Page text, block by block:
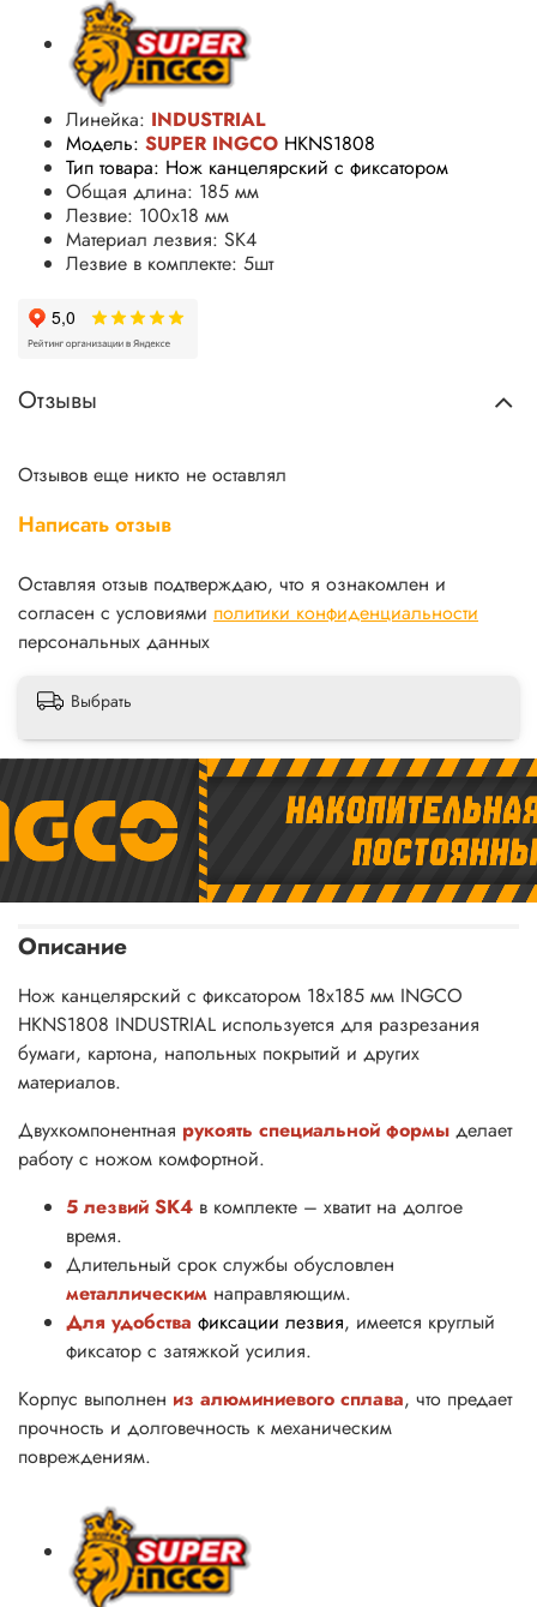
Линейка: INDUSTRIAL
Модель: SUPER INGCO HKNS1808
Тип товара: Нож канцелярский с фиксатором
Общая длина: 185 мм
Лезвие: 100x18 мм
Материал лезвия: SK4
Лезвие в комплекте: 5шт
Отзывы
Отзывов еще никто не оставлял
Написать отзыв
Оставляя отзыв подтверждаю, что я ознакомлен и
согласен с условиями политики конфиденциальности
персональных данных
Выбрать
Описание
Нож канцелярский с фиксатором 18х185 мм INGCO
HKNS1808 INDUSTRIAL используется для разрезания
бумаги, картона, напольных покрытий и других
материалов.
Двухкомпонентная рукоять специальной формы делает
работу с ножом комфортной.
5 лезвий SK4 в комплекте – хватит на долгое
время.
Длительный срок службы обусловлен
металлическим направляющим.
Для удобства фиксации лезвия, имеется круглый
фиксатор с затяжкой усилия.
Корпус выполнен из алюминиевого сплава, что предает
прочность и долговечность к механическим
повреждениям.